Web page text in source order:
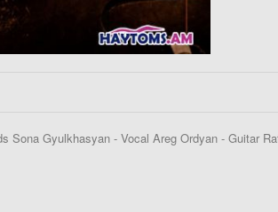
Sona Gyulkhasyan - Vocal Areg Ordyan - Guitar